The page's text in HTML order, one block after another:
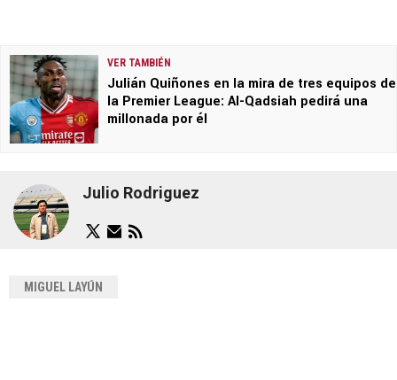
VER TAMBIÉN
Julián Quiñones en la mira de tres equipos de
la Premier League: Al-Qadsiah pedirá una
millonada por él
Julio Rodriguez
MIGUEL LAYÚN